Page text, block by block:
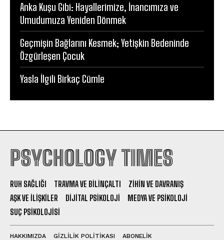
Anka Kuşu Gibi: Hayallerimize, İnancımıza ve
Umudumuza Yeniden Dönmek
Geçmişin Bağlarını Kesmek; Yetişkin Bedeninde
Özgürleşen Çocuk
Yasla İlgili Birkaç Cümle
PSYCHOLOGY TIMES
RUH SAĞLIĞI TRAVMA VE BILINÇALTI
ZIHIN VE DAVRANIŞ
AŞK VE İLIŞKILER
DIJITAL PSIKOLOJI
MEDYA VE PSIKOLOJI
SUÇ PSIKOLOJISI
HAKKIMIZDA GIZLILIK POLITIKASI ABONELIK